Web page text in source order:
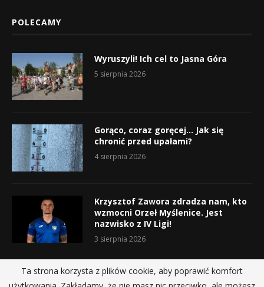
POLECAMY
Wyruszyli! Ich cel to Jasna Góra
5 sierpnia 2026
Gorąco, coraz goręcej… Jak się
chronić przed upałami?
4 sierpnia 2026
Krzysztof Zawora zdradza nam, kto
wzmocni Orzeł Myślenice. Jest
nazwisko z IV Ligi!
3 sierpnia 2026
Ta strona korzysta z plików cookie, aby poprawić komfort